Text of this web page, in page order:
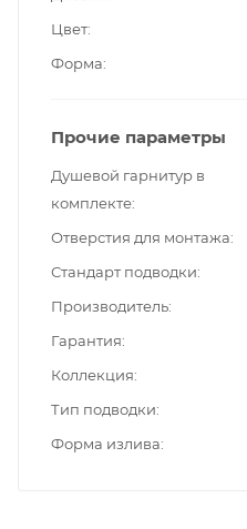
Цвет
Форма
Прочие параметры
Душевой гарнитур в
комплекте
Отверстия для монтажа
Стандарт подводки
Производитель
Гарантия
Коллекция
Тип подводки
Форма излива